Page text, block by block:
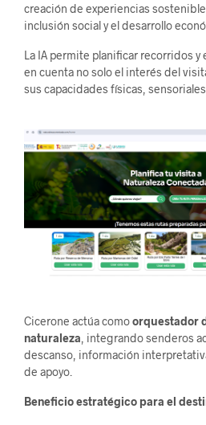
creación de experiencias
inclusión social y el desarrollo
La IA permite planificar recorridos
en cuenta no solo el interés del
sus capacidades físicas,
Cicerone actúa comoorquestador
naturaleza , integrando senderos
descanso, información
de apoyo.
Beneficio estratégico para el